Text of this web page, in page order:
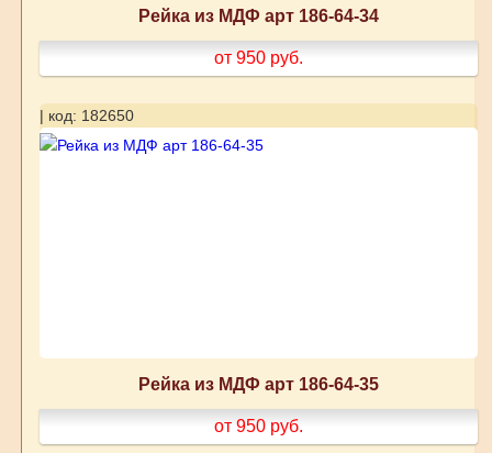
Рейка из МДФ арт 186-64-34
от 950 руб.
| код: 182650
Рейка из МДФ арт 186-64-35
от 950 руб.